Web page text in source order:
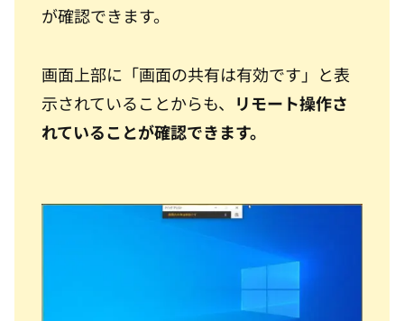
が確認できます。
画面上部に「画面の共有は有効です」と表
示されていることからも、
リモート操作さ
れていることが確認できます。